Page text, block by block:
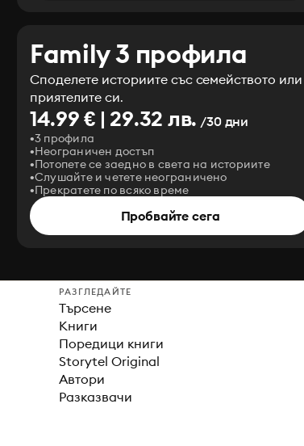
Family 3 профила
Споделете историите със семейството или
приятелите си.
14.99 € | 29.32 лв. /30 дни
3 профила
Неограничен достъп
Потопете се заедно в света на историите
Слушайте и четете неограничено
Прекратете по всяко време
Пробвайте сега
РАЗГЛЕДАЙТЕ
Търсене
Книги
Поредици книги
Storytel Original
Автори
Разказвачи